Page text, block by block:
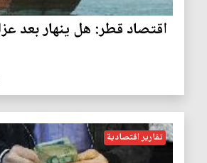
اقتصاد قطر: هل ينهار بعد
تقارير اقتصادية